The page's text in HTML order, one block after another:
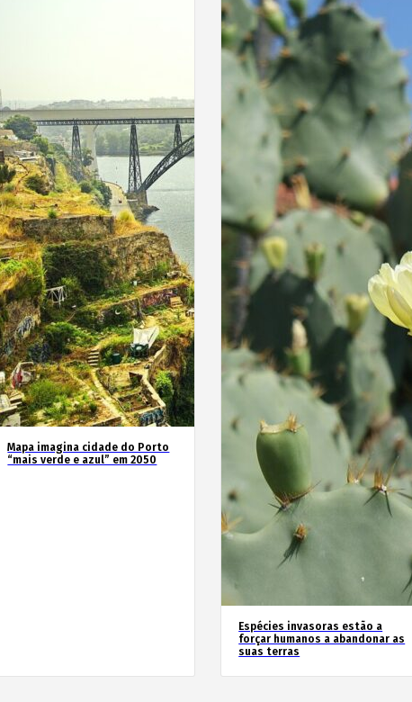
Mapa imagina cidade do Porto
“mais verde e azul” em 2050
Espécies invasoras estão a
forçar humanos a abandonar as
suas terras